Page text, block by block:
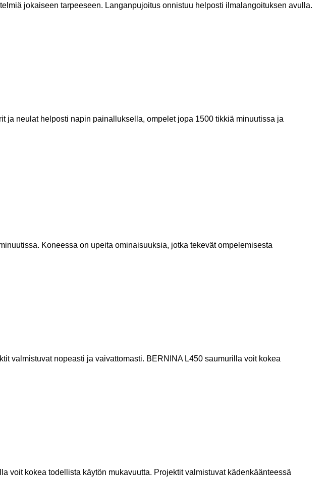
jokaiseen tarpeeseen. Langanpujoitus onnistuu helposti ilmalangoituksen avulla.
neulat helposti napin painalluksella, ompelet jopa 1500 tikkiä minuutissa ja
Koneessa on upeita ominaisuuksia, jotka tekevät ompelemisesta
valmistuvat nopeasti ja vaivattomasti. BERNINA L450 saumurilla voit kokea
voit kokea todellista käytön mukavuutta. Projektit valmistuvat kädenkäänteessä